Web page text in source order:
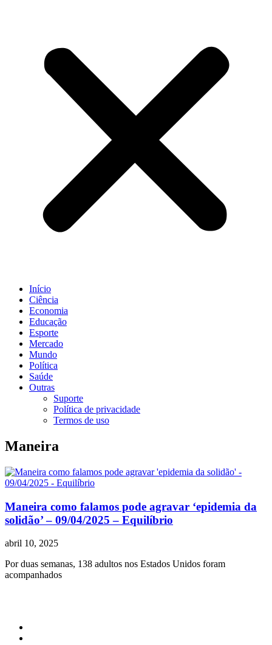
Início
Ciência
Economia
Educação
Esporte
Mercado
Mundo
Política
Saúde
Outras
Suporte
Política de privacidade
Termos de uso
Maneira
Maneira como falamos pode agravar ‘epidemia da
solidão’ – 09/04/2025 – Equilíbrio
abril 10, 2025
Por duas semanas, 138 adultos nos Estados Unidos foram
acompanhados